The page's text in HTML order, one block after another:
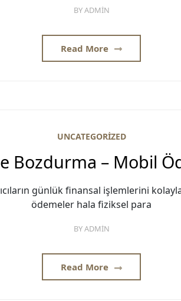
BYADMIN
Read More
UNCATEGORIZED
Bozdurma – Mobil
günlük finansal işlemlerini
ödemeler hala fiziksel para
BYADMIN
Read More